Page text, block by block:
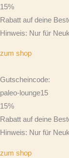
15%
Rabatt auf deine
Hinweis: Nur für
zum shop
Gutscheincode:
paleo-lounge15
15%
Rabatt auf deine
Hinweis: Nur für
zum shop